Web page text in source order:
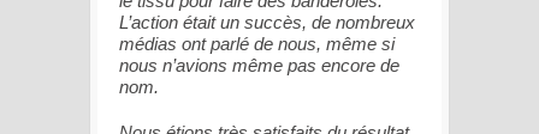
L’action était un succès, de nombreux
médias ont parlé de nous, même si
nous n’avions même pas encore de
nom.